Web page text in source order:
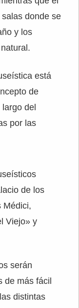
donde se
y los
está
de
del
por las
de los
Médici,
Viejo» y
serán
de más fácil
distintas